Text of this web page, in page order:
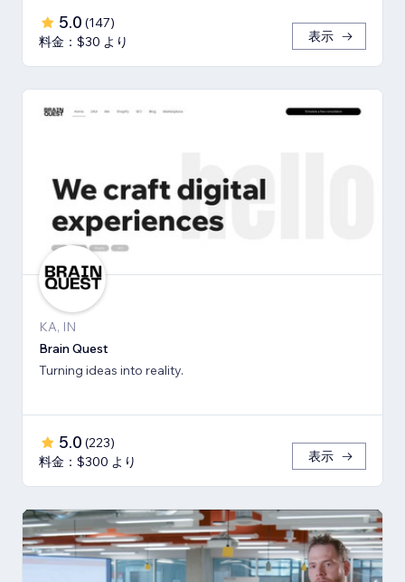
5.0 (147)
料金：$30 より
表示
KA, IN
Brain Quest
Turning ideas into reality.
5.0 (223)
料金：$300 より
表示